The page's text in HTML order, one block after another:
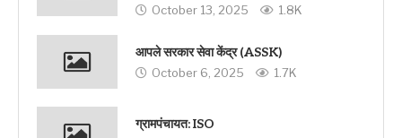
October 13, 2025 1.8K
आपले सरकार सेवा केंद्र (ASSK)
October 6, 2025 1.7K
ग्रामपंचायत: ISO